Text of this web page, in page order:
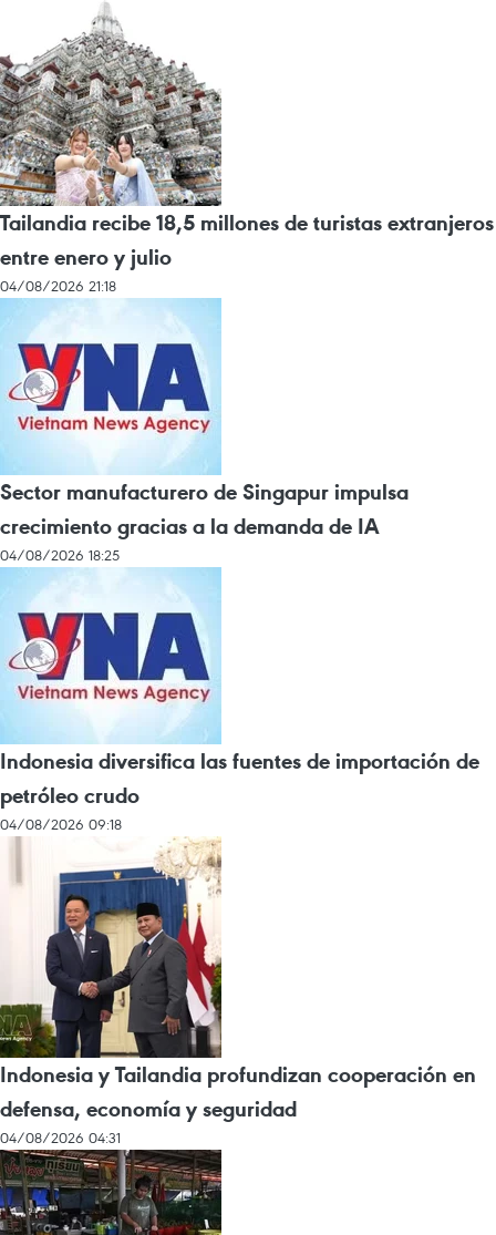
Tailandia recibe 18,5 millones de turistas extranjeros
entre enero y julio
04/08/2026 21:18
Sector manufacturero de Singapur impulsa
crecimiento gracias a la demanda de IA
04/08/2026 18:25
Indonesia diversifica las fuentes de importación de
petróleo crudo
04/08/2026 09:18
Indonesia y Tailandia profundizan cooperación en
defensa, economía y seguridad
04/08/2026 04:31